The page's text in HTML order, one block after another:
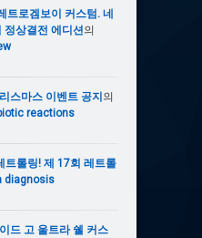
트로겜보이 커스텀. 네
정상결전 에디션의
스마스 이벤트 공지의
reactions
트롤링! 제 17회 레트롤
diagnosis
드 고 울트라 쉘 커스